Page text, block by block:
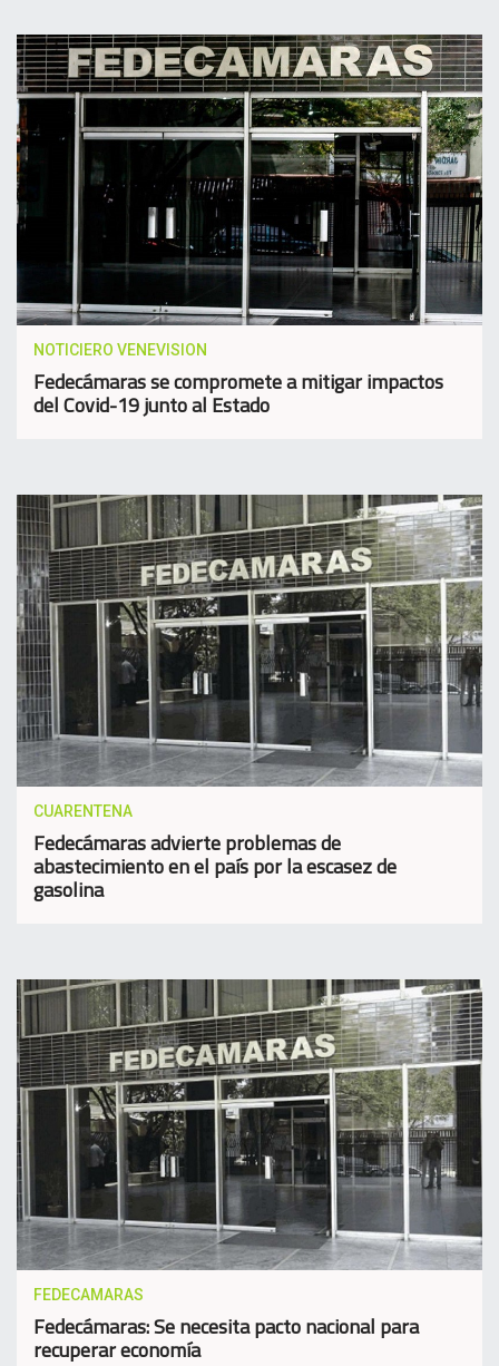
NOTICIERO VENEVISION
Fedecámaras se compromete a mitigar impactos
del Covid-19 junto al Estado
CUARENTENA
Fedecámaras advierte problemas de
abastecimiento en el país por la escasez de
gasolina
FEDECAMARAS
Fedecámaras: Se necesita pacto nacional para
recuperar economía